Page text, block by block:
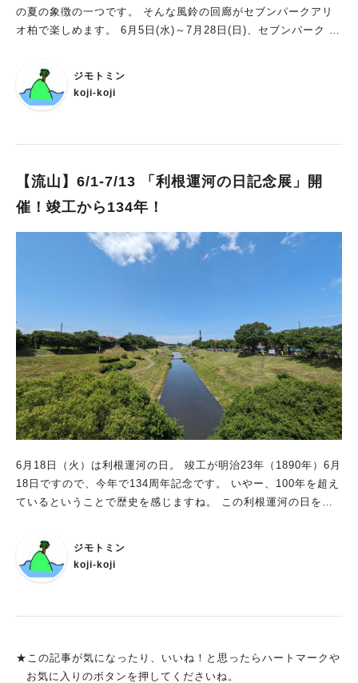
の夏の象徴の一つです。 そんな風鈴の回廊がセブンパークアリ
オ柏で楽しめます。 6月5日(水)～7月28日(日)、セブンパーク ア
寺院など隅木に吊り下げられた風鐸からきており、魔を払う縁起
物として古くから親しまれてきました。 風車も商売繁盛などの
縁起物と言われています。 セブンパーク アリオ柏に吹く爽やか
ジモトミン
koji-koji
【流山】6/1-7/13 「利根運河の日記念展」開
催！竣工から134年！
6月18日（火）は利根運河の日。 竣工が明治23年（1890年）6月
18日ですので、今年で134周年記念です。 いやー、100年を超え
ているということで歴史を感じますね。 この利根運河の日を記
ラリーや利根運河交流館にて、「利根運河の日記念展」が開催さ
れます。 もうちょっと詳しく言うと、 ①6月1日（土）～7月9日
（土）には運河駅ギャラリーにて、 ②6月13日（木）～7月13日
山縣有朋宛てに出した書簡の複製など、利根運河の歴史を偲ぶ展
ジモトミン
koji-koji
★この記事が気になったり、いいね！と思ったらハートマークや
お気に入りのボタンを押してくださいね。